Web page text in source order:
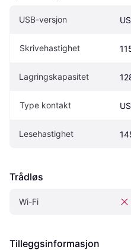
USB-versjon
Skrivehastighet
Lagringskapasitet
Type kontakt
Lesehastighet
Trådløs
Wi-Fi
Tilleggsinformasjon